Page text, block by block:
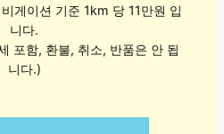
게이션 기준 1km 당 11만원 입
니다.
포함, 환불, 취소, 반품은 안 됩
니다.)